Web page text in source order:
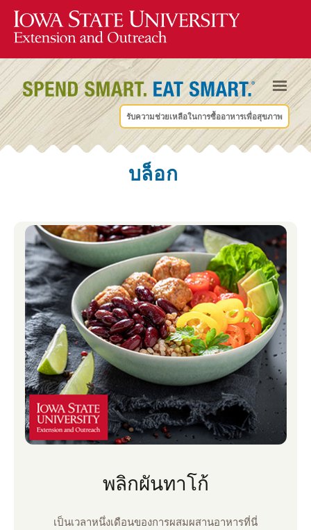
รับความช่วยเหลือในการซื้ออาหารเพื่อสุขภาพ
บล็อก
พลิกผันทาโก้
เป็นเวลาหนึ่งเดือนของการผสมผสานอาหารที่นี่